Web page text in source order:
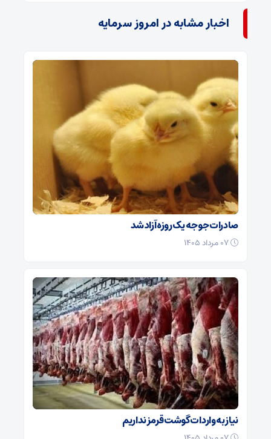
اخبار مشابه در امروز سرمایه
صادرات جوجه یک روزه آزاد شد
نیاز به واردات گوشت قرمز نداریم